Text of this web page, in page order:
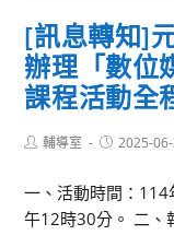
習」
施
要
點」
銘
傳
大
學
辦
中
央
[訊息轉知]
辦理「數位
課程活動全
Post輔導室
Post2025-
一、活動時間：
午12時30分。 二、